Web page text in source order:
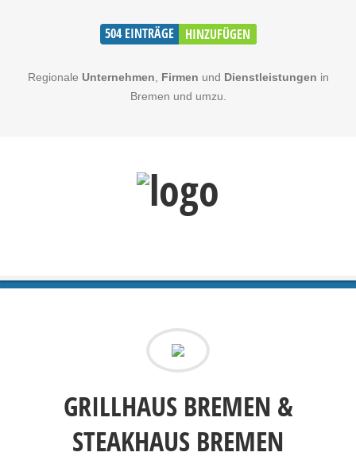
504 EINTRÄGE HINZUFÜGEN
Regionale Unternehmen Firmen und Dienstleistungen in
Bremen und umzu.
GRILLHAUS BREMEN &
STEAKHAUS BREMEN